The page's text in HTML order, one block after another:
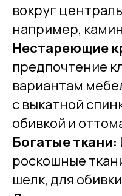
вокруг
например,
Нестареющие
предпочтение
вариантам
с выкатной
обивкой и
Богатые ткани:
роскошные
шелк, для